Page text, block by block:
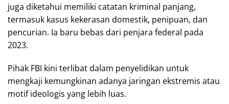
juga diketahui memiliki catatan kriminal panjang,
termasuk kasus kekerasan domestik, penipuan, dan
pencurian. Ia baru bebas dari penjara federal pada
2023.
Pihak FBI kini terlibat dalam penyelidikan untuk
mengkaji kemungkinan adanya jaringan ekstremis atau
motif ideologis yang lebih luas.